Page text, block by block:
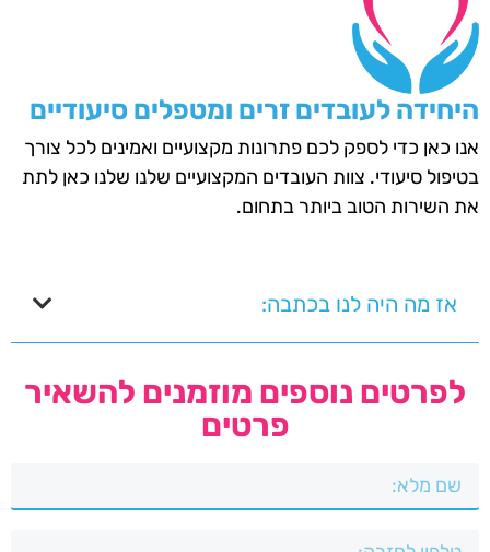
היחידה לעובדים זרים ומטפלים סיעודיים
אנו כאן כדי לספק לכם פתרונות מקצועיים ואמינים לכל צורך
בטיפול סיעודי. צוות העובדים המקצועיים שלנו שלנו כאן לתת
את השירות הטוב ביותר בתחום.
אז מה היה לנו בכתבה:
לפרטים נוספים מוזמנים להשאיר
פרטים